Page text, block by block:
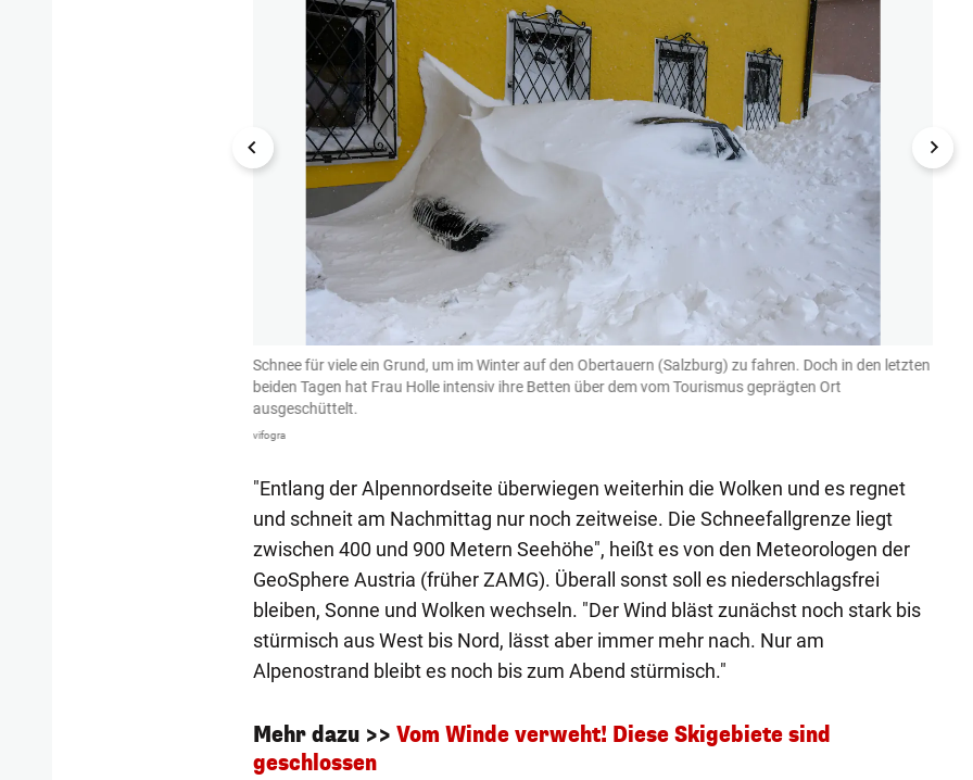
Schnee für viele ein Grund, um im Winter auf den Obertauern (Salzburg) zu fahren. Doch in den letzten
beiden Tagen hat Frau Holle intensiv ihre Betten über dem vom Tourismus geprägten Ort
ausgeschüttelt.
vifogra
"Entlang der Alpennordseite überwiegen weiterhin die Wolken und es regnet
und schneit am Nachmittag nur noch zeitweise. Die Schneefallgrenze liegt
zwischen 400 und 900 Metern Seehöhe", heißt es von den Meteorologen der
GeoSphere Austria (früher ZAMG). Überall sonst soll es niederschlagsfrei
bleiben, Sonne und Wolken wechseln. "Der Wind bläst zunächst noch stark bis
stürmisch aus West bis Nord, lässt aber immer mehr nach. Nur am
Alpenostrand bleibt es noch bis zum Abend stürmisch."
Mehr dazu >> Vom Winde verweht! Diese Skigebiete sind
geschlossen